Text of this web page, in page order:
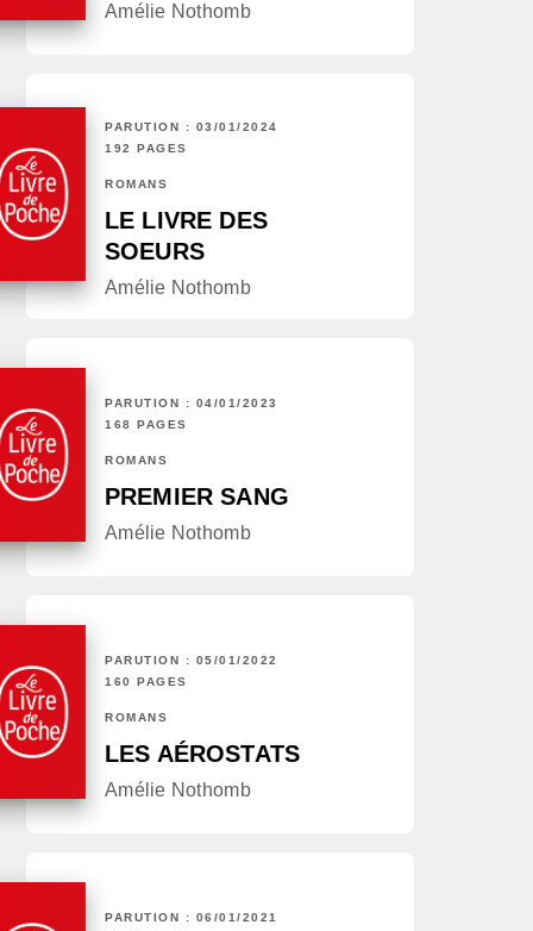
Amélie Nothomb
PARUTION : 03/01/2024
192 PAGES
ROMANS
LE LIVRE DES
SOEURS
Amélie Nothomb
PARUTION : 04/01/2023
168 PAGES
ROMANS
PREMIER SANG
Amélie Nothomb
PARUTION : 05/01/2022
160 PAGES
ROMANS
LES AÉROSTATS
Amélie Nothomb
PARUTION : 06/01/2021